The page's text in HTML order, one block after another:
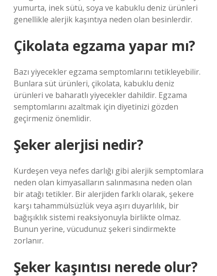
yumurta, inek sütü, soya ve kabuklu deniz ürünleri
genellikle alerjik kaşıntıya neden olan besinlerdir.
Çikolata egzama yapar mı?
Bazı yiyecekler egzama semptomlarını tetikleyebilir.
Bunlara süt ürünleri, çikolata, kabuklu deniz
ürünleri ve baharatlı yiyecekler dahildir. Egzama
semptomlarını azaltmak için diyetinizi gözden
geçirmeniz önemlidir.
Şeker alerjisi nedir?
Kurdeşen veya nefes darlığı gibi alerjik semptomlara
neden olan kimyasalların salınmasına neden olan
bir atağı tetikler. Bir alerjiden farklı olarak, şekere
karşı tahammülsüzlük veya aşırı duyarlılık, bir
bağışıklık sistemi reaksiyonuyla birlikte olmaz.
Bunun yerine, vücudunuz şekeri sindirmekte
zorlanır.
Şeker kaşıntısı nerede olur?